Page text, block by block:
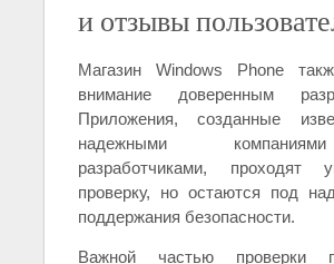
и отзывы
Магазин Windows Phone
внимание доверенным
Приложения, созданные
надежными
разработчиками, проходят
проверку, но остаются под
поддержания безопасности.
Важной частью проверки